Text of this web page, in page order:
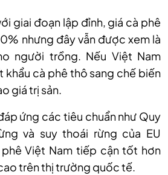
giai đoạn lập đỉnh, giá cà phê
nhưng đây vẫn được xem là
người trồng. Nếu Việt Nam
khẩu cà phê thô sang chế biến
giá trị sản.
ứng các tiêu chuẩn như Quy
và suy thoái rừng của EU
phê Việt Nam tiếp cận tốt hơn
trên thị trường quốc tế.